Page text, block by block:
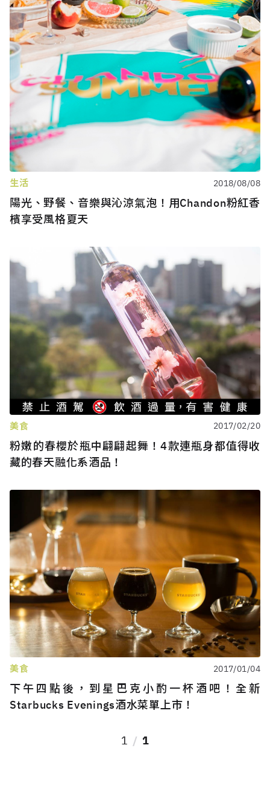
生活 2018/08/08
陽光、野餐、音樂與沁涼氣泡！用Chandon粉紅香
檳享受風格夏天
美食 2017/02/20
粉嫩的春櫻於瓶中翩翩起舞！4款連瓶身都值得收
藏的春天融化系酒品！
美食 2017/01/04
下午四點後，到星巴克小酌一杯酒吧！全新
Starbucks Evenings酒水菜單上市！
1 1